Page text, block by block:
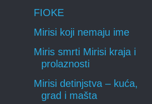
FIOKE
Mirisi koji nemaju ime
Miris smrti Mirisi kraja i
prolaznosti
Mirisi detinjstva – kuća,
grad i mašta